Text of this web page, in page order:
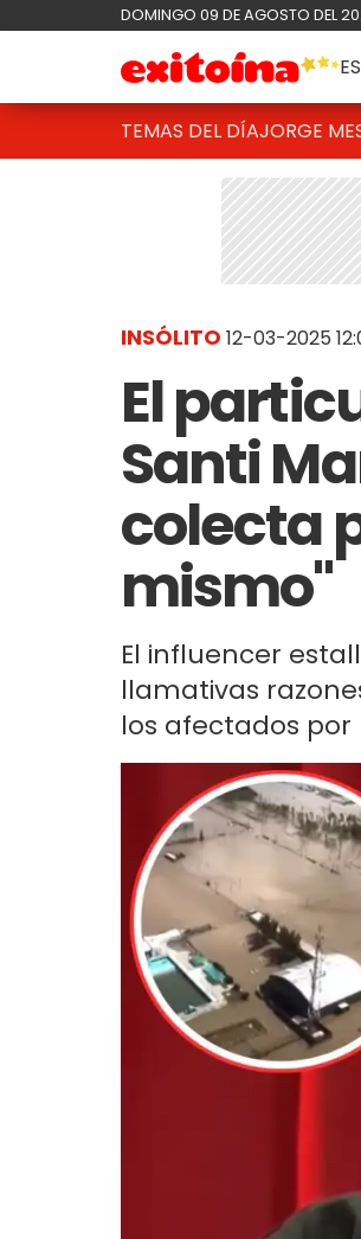
DOMINGO 09 DE AGOSTO DEL
TEMAS DEL DÍAJORGE
INSÓLITO 12-03-2025
El
Santi
colecta
mismo"
El influencer
llamativas
los afectados por